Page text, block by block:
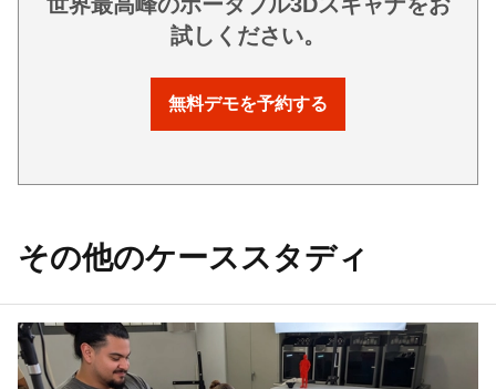
試しください。
無料デモを予約する
その他のケーススタディ